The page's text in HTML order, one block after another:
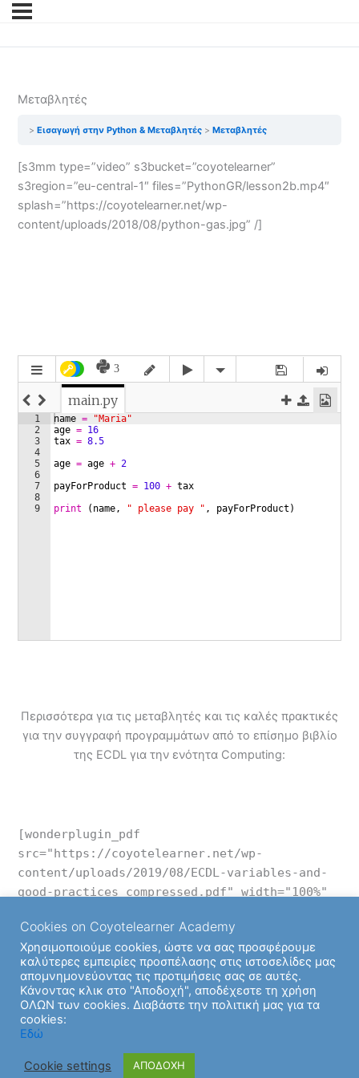
Μεταβλητές
Εισαγωγή στην Python & Μεταβλητές Μεταβλητές
[s3mm type=”video” s3bucket=”coyotelearner”
s3region=”eu-central-1″ files=”PythonGR/lesson2b.mp4″
splash=”https://coyotelearner.net/wp-
content/uploads/2018/08/python-gas.jpg” /]
Περισσότερα για τις μεταβλητές και τις καλές πρακτικές
για την συγγραφή προγραμμάτων από το επίσημο βιβλίο
της ECDL για την ενότητα Computing:
[wonderplugin_pdf
src="https://coyotelearner.net/wp-
content/uploads/2019/08/ECDL-variables-and-
good-practices_compressed.pdf" width="100%"
Back to Ενότητα
Cookies on Coyotelearner Academy
Χρησιμοποιούμε cookies, ώστε να σας προσφέρουμε
καλύτερες εμπειρίες προσπέλασης στις ιστοσελίδες μας
απομνημονεύοντας τις προτιμήσεις σας σε αυτές.
Κάνοντας κλικ στο "Αποδοχή", αποδέχεστε τη χρήση
ΟΛΩΝ των cookies. Διαβάστε την πολιτική μας για τα
cookies:
Εδώ
Cookie settings ΑΠΟΔΟΧΗ